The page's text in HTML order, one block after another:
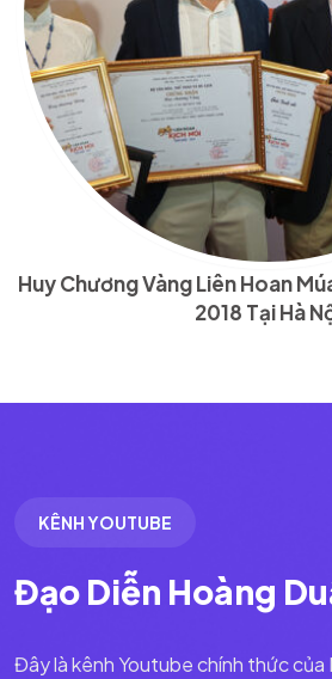
Huy Chương Vàng Liên Hoan
2018 Tại Hà
KÊNH YOUTUBE
Đạo Diễn Hoàng
Đây là kênh Youtube chính thức của